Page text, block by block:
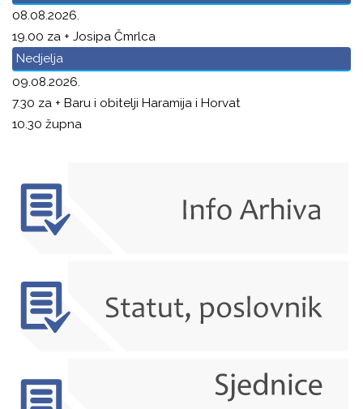
08.08.2026.
19.00 za + Josipa Čmrlca
Nedjelja
09.08.2026.
7.30 za + Baru i obitelji Haramija i Horvat
10.30 župna